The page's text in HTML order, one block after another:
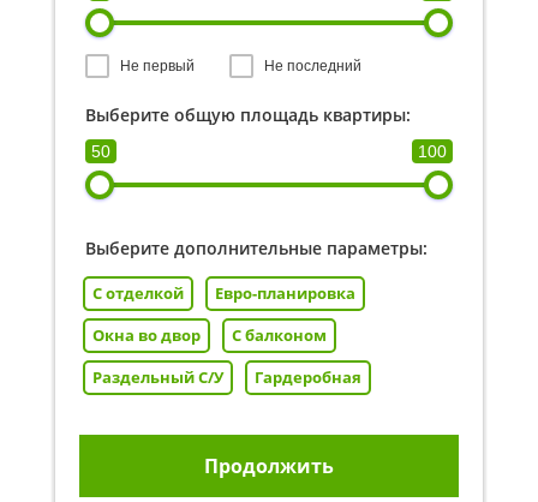
Не первый Не последний
Выберите общую площадь квартиры:
50 100
Выберите дополнительные параметры:
С отделкой
Евро-планировка
Окна во двор
С балконом
Раздельный С/У
Гардеробная
Продолжить